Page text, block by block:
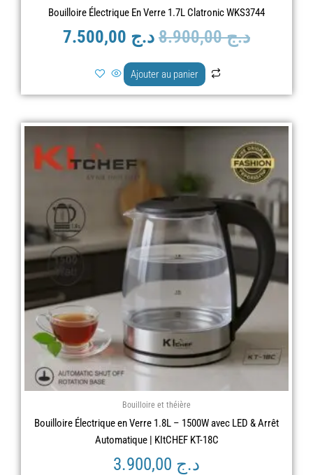
Bouilloire Électrique En Verre 1.7L Clatronic WKS3744
د.ج8.900,00 د.ج
Ajouter au panier
Bouilloire et théière
Bouilloire Électrique en Verre 1.8L – 1500W avec LED & Arrêt
Automatique | KItCHEF KT-18C
د.ج